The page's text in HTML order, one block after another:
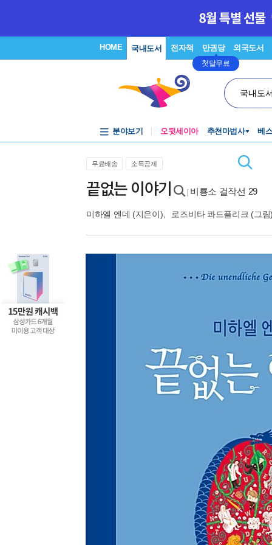
HOME 국내도서 전자책 만권당
첫달무료
외국도서
국내도
분야보기 오뒷세이아 추천마법사 베
무료배송 소득공제
끝없는 이야기 비룡소 걸작선 29
미하엘 엔데 (지은이), 로즈비타 콰드플리크 (그